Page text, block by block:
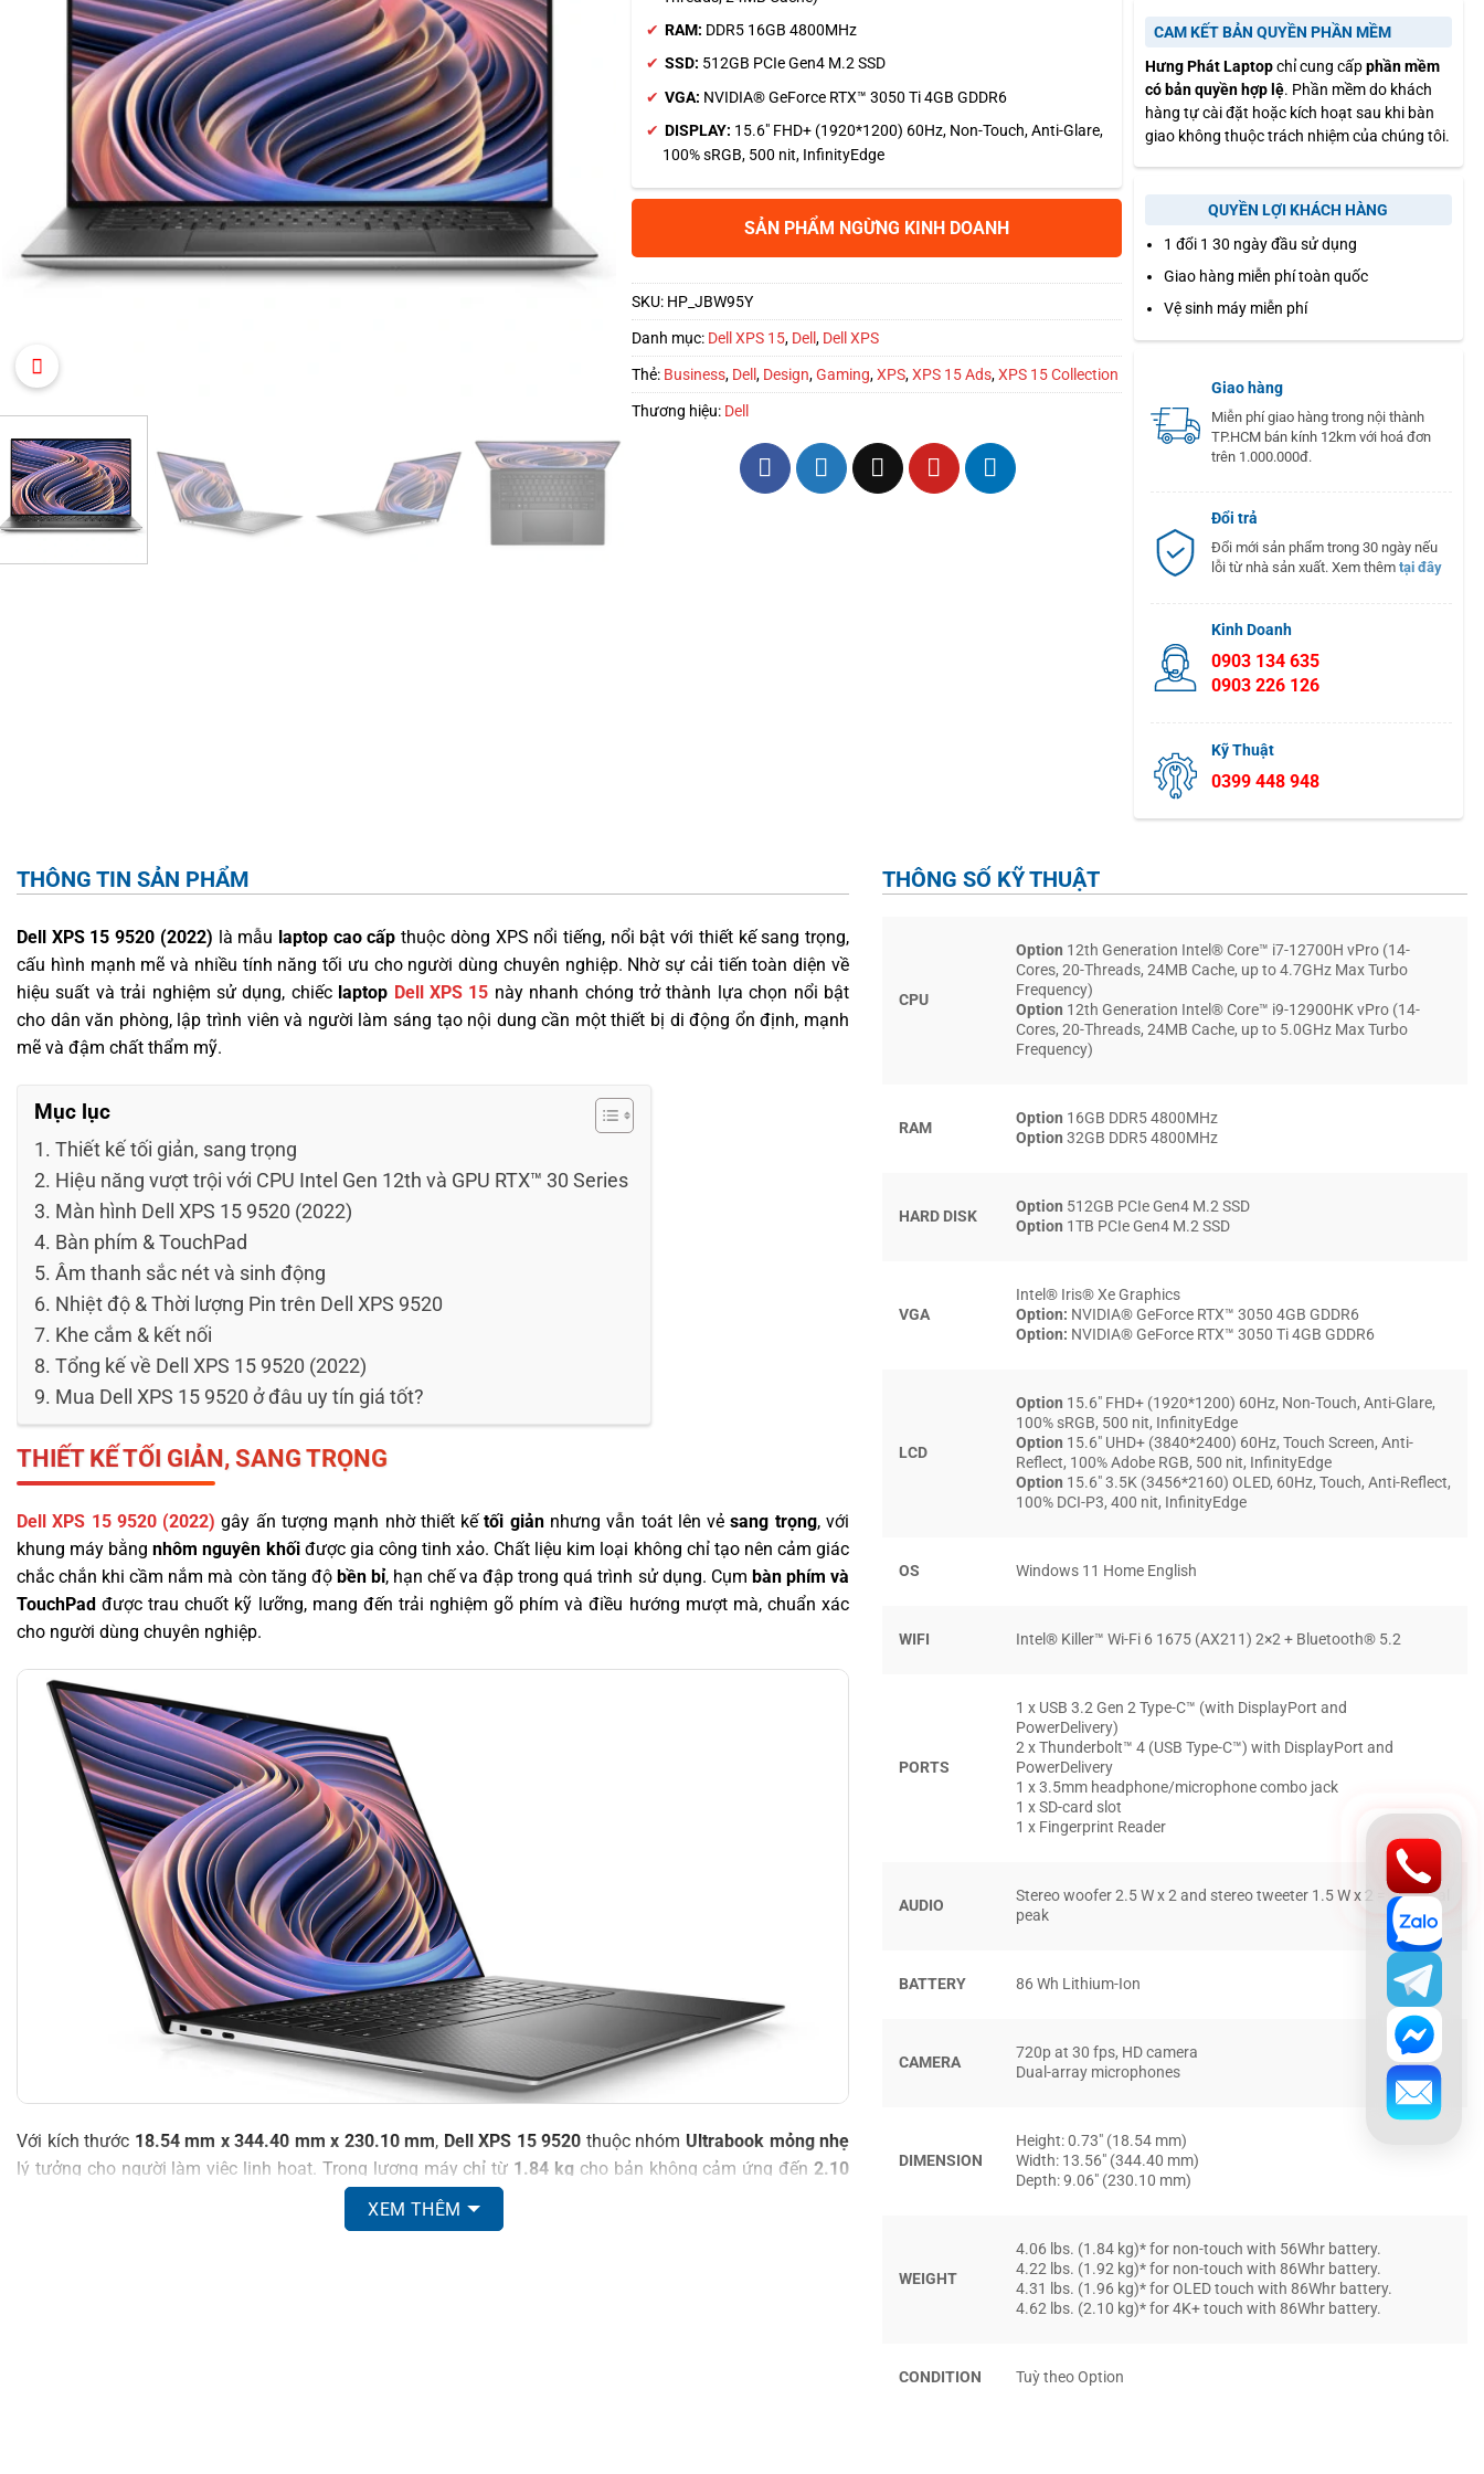
RAM: DDR5 16GB 4800MHz
SSD: 512GB PCIe Gen4 M.2 SSD
VGA: NVIDIA® GeForce RTX™ 3050 Ti 4GB GDDR6
DISPLAY: 15.6″ FHD+ (1920*1200) 60Hz, Non-Touch, Anti-Glare,
100% sRGB, 500 nit, InfinityEdge
SẢN PHẨM NGỪNG KINH DOANH
SKU: HP_JBW95Y
Danh mục: Dell XPS 15, Dell , Dell XPS
Thẻ: Business, Dell , Design,Gaming,XPS,XPS 15 Ads,XPS 15 Collection
Thương hiệu: Dell
CAM KẾT BẢN QUYỀN PHẦN MỀM
Hưng Phát Laptopchỉ cung cấpphần mềm
có bản quyền hợp lệ. Phần mềm do khách
hàng tự cài đặt hoặc kích hoạt sau khi bàn
giao không thuộc trách nhiệm của chúng tôi.
QUYỀN LỢI KHÁCH HÀNG
1 đổi 1 30 ngày đầu sử dụng
Giao hàng miễn phí toàn quốc
Vệ sinh máy miễn phí
Giao hàng
Miễn phí giao hàng trong nội thành
TP.HCM bán kính 12km với hoá đơn
trên 1.000.000đ.
Đổi trả
Đổi mới sản phẩm trong 30 ngày nếu
lỗi từ nhà sản xuất. Xem thêm tại đây
Kinh Doanh
0903 134 635
0903 226 126
Kỹ Thuật
0399 448 948
THÔNG TIN SẢN PHẨM
Dell XPS 15 9520 (2022) là mẫu laptop cao cấp thuộc dòng XPS nổi tiếng, nổi bật với thiết kế sang trọng,
cấu hình mạnh mẽ và nhiều tính năng tối ưu cho người dùng chuyên nghiệp. Nhờ sự cải tiến toàn diện về
hiệu suất và trải nghiệm sử dụng, chiếc laptop Dell XPS 15 này nhanh chóng trở thành lựa chọn nổi bật
cho dân văn phòng, lập trình viên và người làm sáng tạo nội dung cần một thiết bị di động ổn định, mạnh
mẽ và đậm chất thẩm mỹ.
Mục lục
Thiết kế tối giản, sang trọng
Hiệu năng vượt trội với CPU Intel Gen 12th và GPU RTX™ 30 Series
Màn hình Dell XPS 15 9520 (2022)
Bàn phím & TouchPad
Âm thanh sắc nét và sinh động
Nhiệt độ & Thời lượng Pin trên Dell XPS 9520
Khe cắm & kết nối
Tổng kế về Dell XPS 15 9520 (2022)
Mua Dell XPS 15 9520 ở đâu uy tín giá tốt?
THIẾT KẾ TỐI GIẢN, SANG TRỌNG
Dell XPS 15 9520 (2022) gây ấn tượng mạnh nhờ thiết kếtối giảnnhưng vẫn toát lên vẻsang trọng, với
khung máy bằngnhôm nguyên khốiđược gia công tinh xảo. Chất liệu kim loại không chỉ tạo nên cảm giác
chắc chắn khi cầm nắm mà còn tăng độ bền bỉ, hạn chế va đập trong quá trình sử dụng. Cụm bàn phím và
TouchPad được trau chuốt kỹ lưỡng, mang đến trải nghiệm gõ phím và điều hướng mượt mà, chuẩn xác
cho người dùng chuyên nghiệp.
Với kích thước 18.54 mm x 344.40 mm x 230.10 mm, Dell XPS 15 9520 thuộc nhóm Ultrabook mỏng nhẹ
lý tưởng cho người làm việc linh hoạt. Trọng lượng máy chỉ từ 1.84 kg cho bản không cảm ứng đến2.10
cho bản cảm ứng 4K+, giúp người dùng dễ dàng mang theo khi di chuyển, công tác hoặc học tập nhiều
XEM THÊM
THÔNG SỐ KỸ THUẬT
CPU
Option 12th Generation Intel® Core™ i7-12700H vPro (14-
Cores, 20-Threads, 24MB Cache, up to 4.7GHz Max Turbo
Frequency)
Option 12th Generation Intel® Core™ i9-12900HK vPro (14-
Cores, 20-Threads, 24MB Cache, up to 5.0GHz Max Turbo
Frequency)
RAM
Option 16GB DDR5 4800MHz
Option 32GB DDR5 4800MHz
HARD DISK
Option 512GB PCIe Gen4 M.2 SSD
Option 1TB PCIe Gen4 M.2 SSD
VGA
Intel® Iris® Xe Graphics
Option: NVIDIA® GeForce RTX™ 3050 4GB GDDR6
Option: NVIDIA® GeForce RTX™ 3050 Ti 4GB GDDR6
LCD
Option 15.6″ FHD+ (1920*1200) 60Hz, Non-Touch, Anti-Glare,
100% sRGB, 500 nit, InfinityEdge
Option 15.6″ UHD+ (3840*2400) 60Hz, Touch Screen, Anti-
Reflect, 100% Adobe RGB, 500 nit, InfinityEdge
Option 15.6″ 3.5K (3456*2160) OLED, 60Hz, Touch, Anti-Reflect,
100% DCI-P3, 400 nit, InfinityEdge
OS Windows 11 Home English
WIFI Intel® Killer™ Wi-Fi 6 1675 (AX211) 2×2 + Bluetooth® 5.2
PORTS
1 x USB 3.2 Gen 2 Type-C™ (with DisplayPort and
PowerDelivery)
2 x Thunderbolt™ 4 (USB Type-C™) with DisplayPort and
PowerDelivery
1 x 3.5mm headphone/microphone combo jack
1 x SD-card slot
1 x Fingerprint Reader
AUDIO
Stereo woofer 2.5 W x 2 and stereo tweeter 1.5 W x 2 = 8 W total
peak
BATTERY 86 Wh Lithium-Ion
CAMERA
720p at 30 fps, HD camera
Dual-array microphones
DIMENSION
Height: 0.73″ (18.54 mm)
Width: 13.56″ (344.40 mm)
Depth: 9.06″ (230.10 mm)
WEIGHT
4.06 lbs. (1.84 kg)* for non-touch with 56Whr battery.
4.22 lbs. (1.92 kg)* for non-touch with 86Whr battery.
4.31 lbs. (1.96 kg)* for OLED touch with 86Whr battery.
4.62 lbs. (2.10 kg)* for 4K+ touch with 86Whr battery.
CONDITION Tuỳ theo Option